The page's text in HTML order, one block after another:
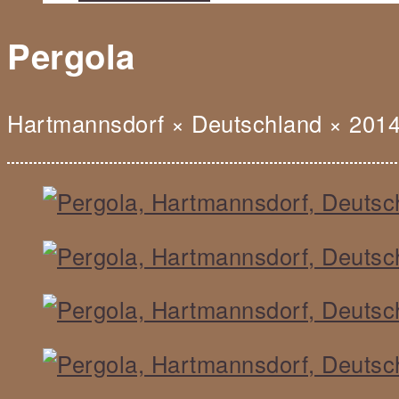
Pergola
Hartmannsdorf × Deutschland ×